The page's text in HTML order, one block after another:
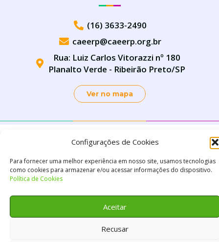
Configurações de Cookies
Para fornecer uma melhor experiência em nosso site, usamos tecnologias
como cookies para armazenar e/ou acessar informações do dispositivo.
Política de Cookies
Aceitar
Recusar
(16) 3633-2490
caeerp@caeerp.org.br
Rua: Luiz Carlos Vitorazzi nº 180
Planalto Verde - Ribeirão Preto/SP
Ver no mapa